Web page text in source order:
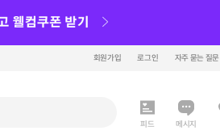
회원가입 로그인 자주 묻는 질문
피드 메시지